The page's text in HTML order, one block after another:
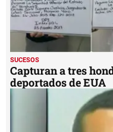
SUCESOS
Capturan a tres
deportados de EUA